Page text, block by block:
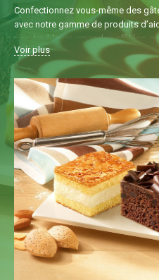
Confectionnez vous-même des
avec notre gamme de produits
poudre à lever, amandes effilées,
de chocolat, fruits confits,
pour décorer ou donner de
l’ingrédient dont vous avez besoin
recettes en toute simplicité.
Voir plus